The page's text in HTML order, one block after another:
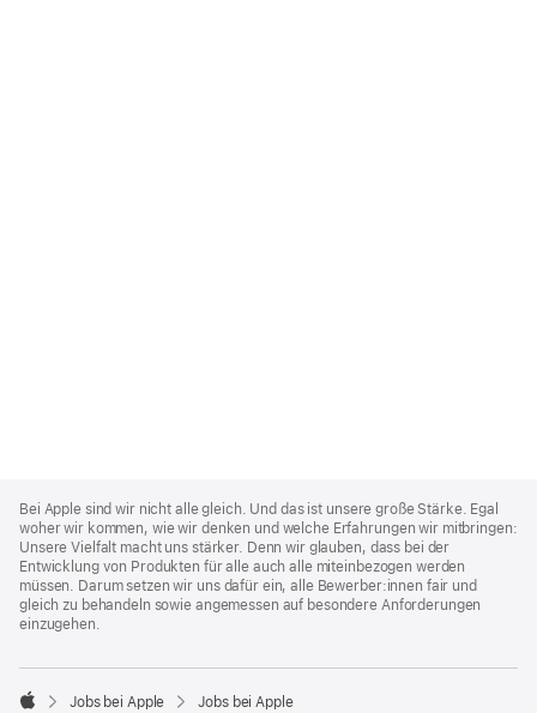
Footer
Bei Apple sind wir nicht alle gleich. Und das ist unsere große Stärke. Egal
woher wir kommen, wie wir denken und welche Erfahrungen wir mitbringen:
Unsere Vielfalt macht uns stärker. Denn wir glauben, dass bei der
Entwicklung von Produkten für alle auch alle miteinbezogen werden
müssen. Darum setzen wir uns dafür ein, alle Bewerber:innen fair und
gleich zu behandeln sowie angemessen auf besondere Anforderungen
einzugehen.

Jobs bei Apple Jobs bei Apple